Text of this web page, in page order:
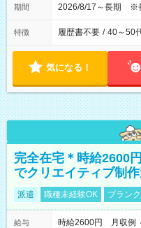
期間 2026/8/17～長期 ※
特徴 履歴書不要 / 40～50
気になる！
完全在宅＊時給2600
でクリエイティブ制
派遣 職種未経験OK ブラン
給与
時給2600円 月収例